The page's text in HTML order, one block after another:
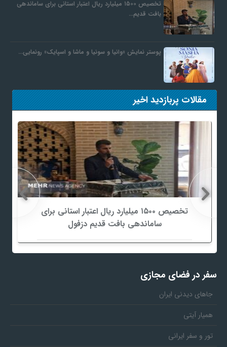
تخصیص ۱۵۰۰ میلیارد ریال اعتبار استانی برای ساماندهی
بافت قدیم…
پوستر نمایش «وانیا و سونیا و ماشا و اسپایک» رونمایی…
مقالات پربازدید اخیر
تخصیص ۱۵۰۰ میلیارد ریال اعتبار استانی برای
ساماندهی بافت قدیم دزفول
سفر در فضای مجازی
جاهای دیدنی ایران
همیار آیتی
تور و سفر ایرانی